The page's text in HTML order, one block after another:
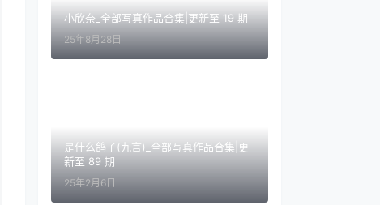
小欣奈_全部写真作品合集|更新至 19 期
25年8月28日
是什么鸽子(九言)_全部写真作品合集|更
新至 89 期
25年2月6日